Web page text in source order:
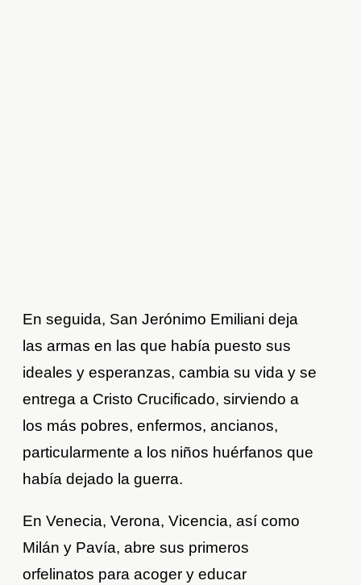
En seguida, San Jerónimo Emiliani deja
las armas en las que había puesto sus
ideales y esperanzas, cambia su vida y se
entrega a Cristo Crucificado, sirviendo a
los más pobres, enfermos, ancianos,
particularmente a los niños huérfanos que
había dejado la guerra.
En Venecia, Verona, Vicencia, así como
Milán y Pavía, abre sus primeros
orfelinatos para acoger y educar